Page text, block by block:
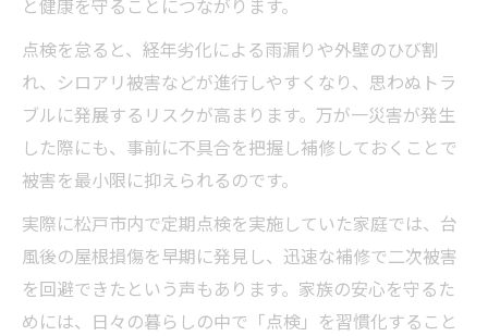
見落としがちな建物部分のチェックポイン
ト
点検記録が申請時の信頼性を高める理由
安心生活へ導く松戸市での点検ポイント
自宅定期点検で松戸市の安心生活を実現す
る秘訣
住まいの安全性を高める点検チェック項目
家族の健康を守るための室内環境点検の大
と健康を守ることにつながります。
点検を怠ると、経年劣化による雨漏りや外壁のひび割
れ、シロアリ被害などが進行しやすくなり、思わぬトラ
ブルに発展するリスクが高まります。万が一災害が発生
した際にも、事前に不具合を把握し補修しておくことで
被害を最小限に抑えられるのです。
実際に松戸市内で定期点検を実施していた家庭では、台
風後の屋根損傷を早期に発見し、迅速な補修で二次被害
を回避できたという声もあります。家族の安心を守るた
めには、日々の暮らしの中で「点検」を習慣化すること